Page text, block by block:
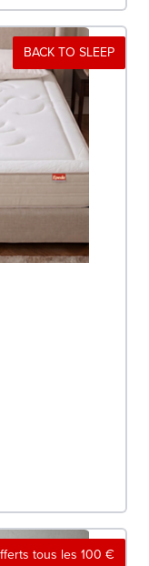
BACK TO SLEEP
tous les 100 €